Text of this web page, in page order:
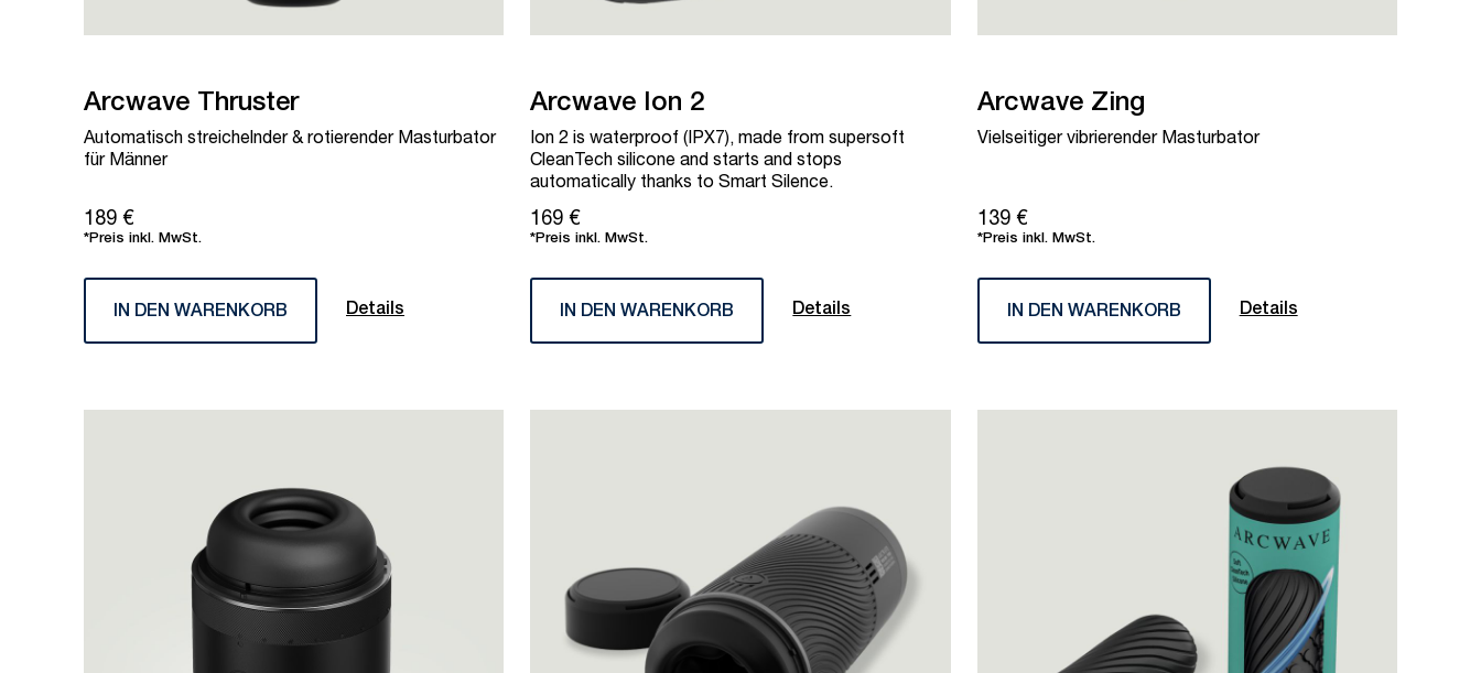
Arcwave Thruster
Automatisch streichelnder & rotierender Masturbator
für Männer
189 €
*Preis inkl. MwSt.
IN DEN WARENKORB Details
Arcwave Ion 2
Ion 2 is waterproof (IPX7), made from supersoft
CleanTech silicone and starts and stops
automatically thanks to Smart Silence.
169 €
*Preis inkl. MwSt.
IN DEN WARENKORB Details
Arcwave Zing
Vielseitiger vibrierender Masturbator
139 €
*Preis inkl. MwSt.
IN DEN WARENKORB Details